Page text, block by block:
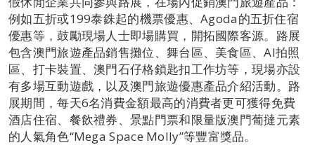
例如五折或199泰銖起的機票優惠、Agoda的五折住宿
優惠等，鼓勵現場人士即場購買，開拓國際客源。路展
包含澳門旅遊產品銷售攤位、舞台區、美食區、AI拍照
區、打卡裝置、澳門石仔格鎖匙扣工作坊等，現場亦設
有多場互動遊戲，以及澳門旅遊優惠產品介紹活動。路
展期間，每天6名消費金額最高的消費者更可獲得免費
酒店住宿、餐飲禮券、景點門票和限量版澳門葡撻元素
的人氣角色“Mega Space Molly”等豐富獎品。